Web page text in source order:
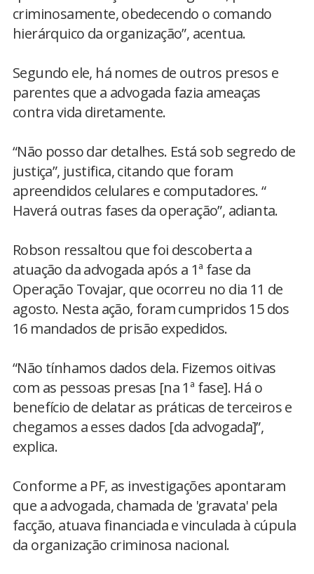
criminosamente, obedecendo o comando
hierárquico da organização”, acentua.
Segundo ele, há nomes de outros presos e
parentes que a advogada fazia ameaças
contra vida diretamente.
“Não posso dar detalhes. Está sob segredo de
justiça”, justifica, citando que foram
apreendidos celulares e computadores. “
Haverá outras fases da operação”, adianta.
Robson ressaltou que foi descoberta a
atuação da advogada após a 1ª fase da
Operação Tovajar, que ocorreu no dia 11 de
agosto. Nesta ação, foram cumpridos 15 dos
16 mandados de prisão expedidos.
“Não tínhamos dados dela. Fizemos oitivas
com as pessoas presas [na 1ª fase]. Há o
benefício de delatar as práticas de terceiros e
chegamos a esses dados [da advogada]”,
explica.
Conforme a PF, as investigações apontaram
que a advogada, chamada de 'gravata' pela
facção, atuava financiada e vinculada à cúpula
da organização criminosa nacional.